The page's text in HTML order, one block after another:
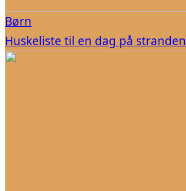
Børn
Huskeliste til en dag på stranden